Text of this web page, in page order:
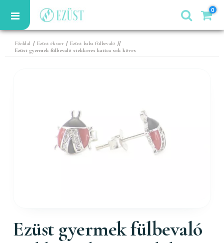
0
Főoldal / Ezüst ékszer / Ezüst baba fülbevaló //
Ezüst gyermek fülbevaló stekkeres katica sok köves
Ezüst gyermek fülbevaló